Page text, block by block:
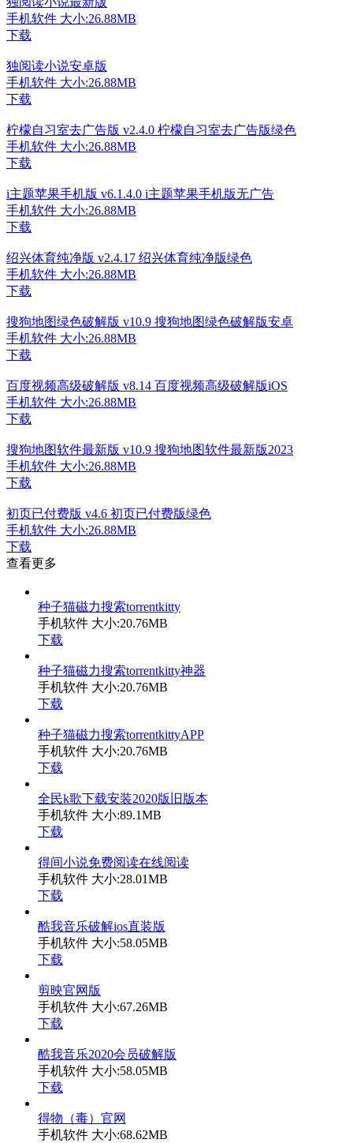
手机软件 大小:26.88MB
下载
独阅读小说安卓版
手机软件 大小:26.88MB
下载
柠檬自习室去广告版 v2.4.0 柠檬自习室去广告版绿色
手机软件 大小:26.88MB
下载
i主题苹果手机版 v6.1.4.0 i主题苹果手机版无广告
手机软件 大小:26.88MB
下载
绍兴体育纯净版 v2.4.17 绍兴体育纯净版绿色
手机软件 大小:26.88MB
下载
搜狗地图绿色破解版 v10.9 搜狗地图绿色破解版安卓
手机软件 大小:26.88MB
下载
百度视频高级破解版 v8.14 百度视频高级破解版iOS
手机软件 大小:26.88MB
下载
搜狗地图软件最新版 v10.9 搜狗地图软件最新版2023
手机软件 大小:26.88MB
下载
初页已付费版 v4.6 初页已付费版绿色
手机软件 大小:26.88MB
下载
查看更多
种子猫磁力搜索torrentkitty
手机软件 大小:20.76MB
下载
种子猫磁力搜索torrentkitty神器
手机软件 大小:20.76MB
下载
种子猫磁力搜索torrentkittyAPP
手机软件 大小:20.76MB
下载
全民k歌下载安装2020版旧版本
手机软件 大小:89.1MB
下载
得间小说免费阅读在线阅读
手机软件 大小:28.01MB
下载
酷我音乐破解ios直装版
手机软件 大小:58.05MB
下载
剪映官网版
手机软件 大小:67.26MB
下载
酷我音乐2020会员破解版
手机软件 大小:58.05MB
下载
得物（毒）官网
手机软件 大小:68.62MB